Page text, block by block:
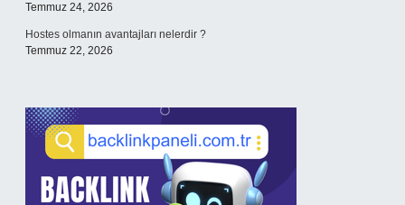
Temmuz 24, 2026
Hostes olmanın avantajları nelerdir ?
Temmuz 22, 2026